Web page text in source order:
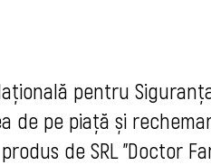
pentru
de pe piață și
de SRL "Doctor